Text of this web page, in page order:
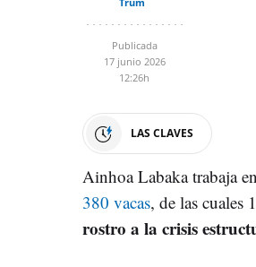
Publicada
17 junio 2026
12:26h
LAS CLAVES
Ainhoa Labaka trabaja
380 vacas, de las cuales
rostro a la crisis